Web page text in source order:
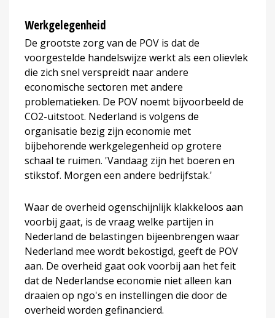
Werkgelegenheid
De grootste zorg van de POV is dat de
voorgestelde handelswijze werkt als een olievlek
die zich snel verspreidt naar andere
economische sectoren met andere
problematieken. De POV noemt bijvoorbeeld de
CO2-uitstoot. Nederland is volgens de
organisatie bezig zijn economie met
bijbehorende werkgelegenheid op grotere
schaal te ruimen. 'Vandaag zijn het boeren en
stikstof. Morgen een andere bedrijfstak.'
Waar de overheid ogenschijnlijk klakkeloos aan
voorbij gaat, is de vraag welke partijen in
Nederland de belastingen bijeenbrengen waar
Nederland mee wordt bekostigd, geeft de POV
aan. De overheid gaat ook voorbij aan het feit
dat de Nederlandse economie niet alleen kan
draaien op ngo's en instellingen die door de
overheid worden gefinancierd.